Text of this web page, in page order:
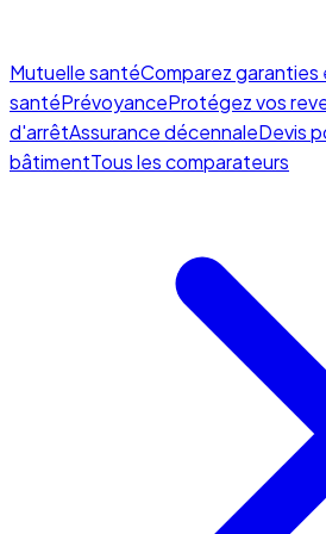
Mutuelle santéComparez garanties
santéPrévoyanceProtégez vos
d'arrêtAssurance décennaleDevis
bâtimentTous les comparateurs